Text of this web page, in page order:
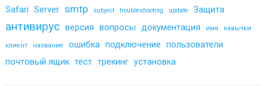
Safari Server smtp subject troubleshooting update Защита
антивирус версия вопросы документация имя кавычки
клиент название ошибка подключение пользователи
почтовый ящик тест трекинг установка